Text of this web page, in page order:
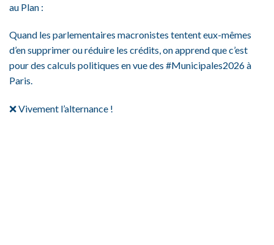
au Plan :
Quand les parlementaires macronistes tentent eux-mêmes
d’en supprimer ou réduire les crédits, on apprend que c’est
pour des calculs politiques en vue des #Municipales2026 à
Paris.
❌ Vivement l’alternance !